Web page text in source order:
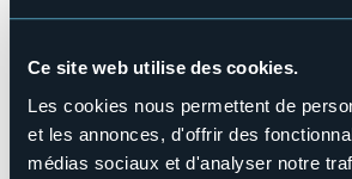
Ce site web utilise des cookies.
Les cookies nous permettent de
et les annonces, d'offrir des
médias sociaux et d'analyser notre
Piscine
Animaux acceptés
Sì
Nombres de chambres
6